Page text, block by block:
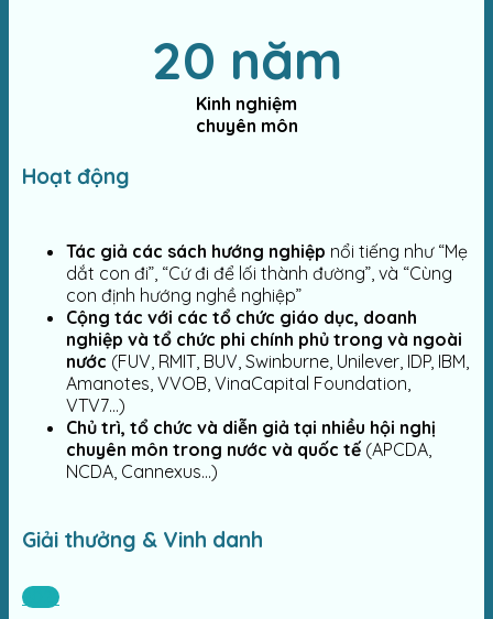
20 năm
Kinh nghiệm
chuyên môn
Hoạt động
Tác giả các sách hướng nghiệp nổi tiếng như “Mẹ
dắt con đi”, “Cứ đi để lối thành đường”, và “Cùng
con định hướng nghề nghiệp”
Cộng tác với các tổ chức giáo dục, doanh
nghiệp và tổ chức phi chính phủ trong và ngoài
nước (FUV, RMIT, BUV, Swinburne, Unilever, IDP, IBM,
Amanotes, VVOB, VinaCapital Foundation,
VTV7…)
Chủ trì, tổ chức và diễn giả tại nhiều hội nghị
chuyên môn trong nước và quốc tế (APCDA,
NCDA, Cannexus…)
Giải thưởng & Vinh danh
2021